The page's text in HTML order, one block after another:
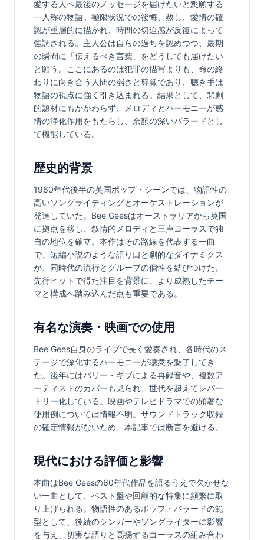
愛する人へ最後のメッセージを届けたいと懇願する
一人称の物語。極限状況での後悔、赦し、愛情の確
認が重層的に描かれ、時間の切迫感が反復によって
強調される。主人公は自らの過ちを認めつつ、最期
の瞬間に「伝えるべき言葉」をどうしても届けたい
と願う。ここにあるのは犯罪の描写よりも、命の終
わりに向き合う人間の弱さと尊厳であり、聴き手は
物語の視点に強く引き込まれる。結果として、悲劇
的題材にもかかわらず、メロディとハーモニーが感
情の浄化作用をもたらし、余韻の深いバラードとし
て機能している。
歴史的背景
1960年代後半の英国ポップ・シーンでは、物語性の
高いソングライティングとオーケストレーションが
発達していた。Bee Geesはオーストラリアから英国
に拠点を移し、叙情的メロディと三声コーラスで独
自の地位を確立。本作はその路線を代表する一曲
で、短編小説のような語り口と劇的なダイナミクス
が、同時代の流行とグループの個性を結びつけた。
先行ヒットで得た注目を背景に、より成熟したテー
マと構成へ踏み込んだ点も重要である。
有名な演奏・映画での使用
Bee Gees自身のライブで長く愛奏され、各時代のス
テージで深化するハーモニーが聴衆を魅了してき
た。後年にはバリー・ギブによる再録音や、複数ア
ーティストのカバーも見られ、世代を超えてレパー
トリー化している。映画やテレビドラマでの顕著な
使用例については情報不明。サウンドトラック収録
の確定情報がないため、本記事では断言を避ける。
現代における評価と影響
本曲はBee Geesの60年代作品を語るうえで欠かせな
い一曲として、ベスト盤や回顧的な特集に頻繁に取
り上げられる。物語性のあるポップ・バラードの範
型として、後続のシンガーやソングライターに影響
を与え、切実な語りと高揚するコーラスの組み合わ